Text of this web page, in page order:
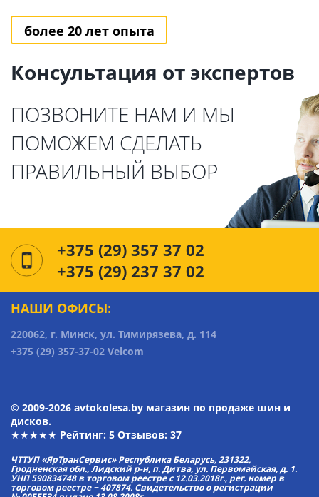
более 20 лет опыта
Консультация от экспертов
ПОЗВОНИТЕ НАМ И МЫ
ПОМОЖЕМ СДЕЛАТЬ
ПРАВИЛЬНЫЙ ВЫБОР
+375 (29) 357 37 02
+375 (29) 237 37 02
НАШИ ОФИСЫ:
220062, г. Минск, ул. Тимирязева, д. 114
+375 (29) 357-37-02 Velcom
© 2009-2026 avtokolesa.by магазин по продаже шин и
дисков.
★★★★★ Рейтинг: 5 Отзывов: 37
ЧТТУП «ЯрТранСервис» Республика Беларусь, 231322,
Гродненская обл., Лидский р-н, п. Дитва, ул. Первомайская, д. 1.
УНП 590834748 в торговом реестре с 12.03.2018г., рег. номер в
торговом реестре − 407874. Свидетельство о регистрации